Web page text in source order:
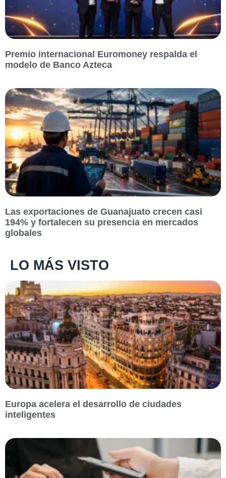
Premio internacional Euromoney respalda el
modelo de Banco Azteca
Las exportaciones de Guanajuato crecen casi
194% y fortalecen su presencia en mercados
globales
LO MÁS VISTO
Europa acelera el desarrollo de ciudades
inteligentes